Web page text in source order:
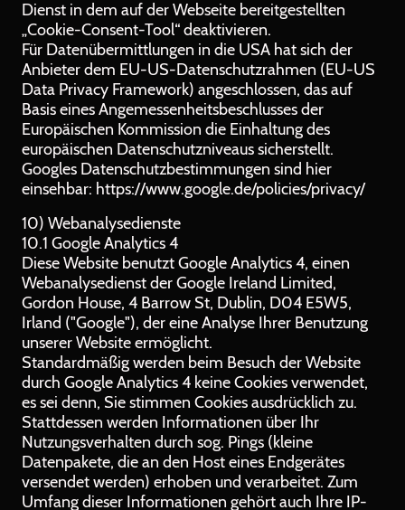
Dienst in dem auf der Webseite bereitgestellten
„Cookie-Consent-Tool“ deaktivieren.
Für Datenübermittlungen in die USA hat sich der
Anbieter dem EU-US-Datenschutzrahmen (EU-US
Data Privacy Framework) angeschlossen, das auf
Basis eines Angemessenheitsbeschlusses der
Europäischen Kommission die Einhaltung des
europäischen Datenschutzniveaus sicherstellt.
Googles Datenschutzbestimmungen sind hier
einsehbar: https://www.google.de/policies/privacy/
10) Webanalysedienste
10.1 Google Analytics 4
Diese Website benutzt Google Analytics 4, einen
Webanalysedienst der Google Ireland Limited,
Gordon House, 4 Barrow St, Dublin, D04 E5W5,
Irland ("Google"), der eine Analyse Ihrer Benutzung
unserer Website ermöglicht.
Standardmäßig werden beim Besuch der Website
durch Google Analytics 4 keine Cookies verwendet,
es sei denn, Sie stimmen Cookies ausdrücklich zu.
Stattdessen werden Informationen über Ihr
Nutzungsverhalten durch sog. Pings (kleine
Datenpakete, die an den Host eines Endgerätes
versendet werden) erhoben und verarbeitet. Zum
Umfang dieser Informationen gehört auch Ihre IP-